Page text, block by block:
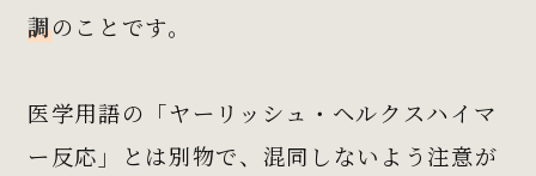
調のことです。
医学用語の「ヤーリッシュ・ヘルクスハイマ
ー反応」とは別物で、混同しないよう注意が